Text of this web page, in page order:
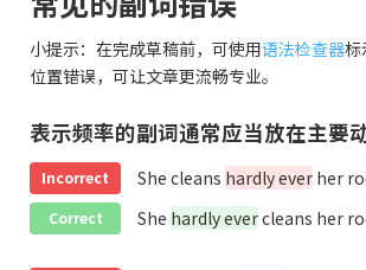
小提示：在完成草稿前，可使用语法检查器标
位置错误，可让文章更流畅专业。
表示频率的副词通常应当放在主要
Incorrect She cleans hardly ever her
Correct She hardly evercleans her